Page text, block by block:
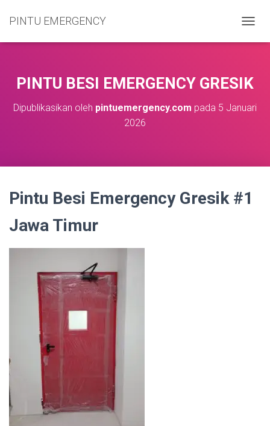
PINTU EMERGENCY
O
L
E
A
S
PINTU BESI EMERGENCY GRESIK
Dipublikasikan oleh pintuemergency.com pada 5 Januari
2026
Pintu Besi Emergency Gresik #1
Jawa Timur